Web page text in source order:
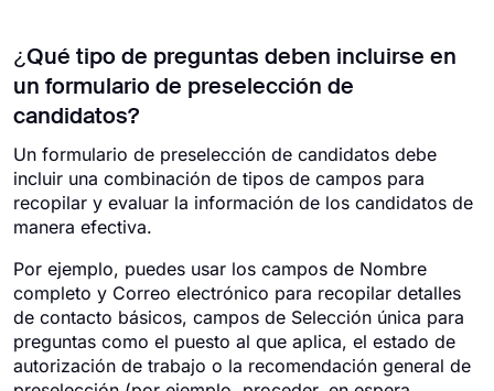
¿Qué tipo de preguntas deben incluirse en
un formulario de preselección de
candidatos?
Un formulario de preselección de candidatos debe
incluir una combinación de tipos de campos para
recopilar y evaluar la información de los candidatos de
manera efectiva.
Por ejemplo, puedes usar los campos de Nombre
completo y Correo electrónico para recopilar detalles
de contacto básicos, campos de Selección única para
preguntas como el puesto al que aplica, el estado de
autorización de trabajo o la recomendación general de